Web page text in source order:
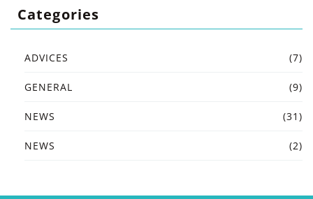
Categories
ADVICES (7)
GENERAL (9)
NEWS (31)
NEWS (2)